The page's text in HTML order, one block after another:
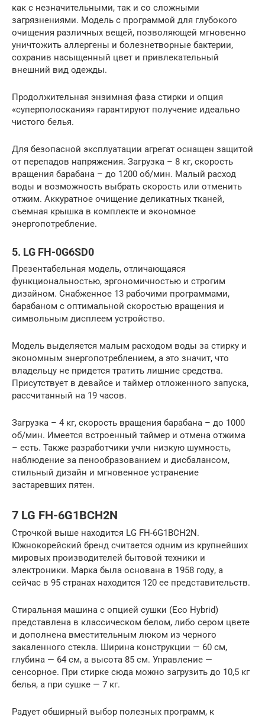
как с незначительными, так и со сложными
загрязнениями. Модель с программой для глубокого
очищения различных вещей, позволяющей мгновенно
уничтожить аллергены и болезнетворные бактерии,
сохранив насыщенный цвет и привлекательный
внешний вид одежды.
Продолжительная энзимная фаза стирки и опция
«суперполоскания» гарантируют получение идеально
чистого белья.
Для безопасной эксплуатации агрегат оснащен защитой
от перепадов напряжения. Загрузка – 8 кг, скорость
вращения барабана – до 1200 об/мин. Малый расход
воды и возможность выбрать скорость или отменить
отжим. Аккуратное очищение деликатных тканей,
съемная крышка в комплекте и экономное
энергопотребление.
5. LG FH-0G6SD0
Презентабельная модель, отличающаяся
функциональностью, эргономичностью и строгим
дизайном. Снабженное 13 рабочими программами,
барабаном с оптимальной скоростью вращения и
символьным дисплеем устройство.
Модель выделяется малым расходом воды за стирку и
экономным энергопотреблением, а это значит, что
владельцу не придется тратить лишние средства.
Присутствует в девайсе и таймер отложенного запуска,
рассчитанный на 19 часов.
Загрузка – 4 кг, скорость вращения барабана – до 1000
об/мин. Имеется встроенный таймер и отмена отжима
– есть. Также разработчики учли низкую шумность,
наблюдение за пенообразованием и дисбалансом,
стильный дизайн и мгновенное устранение
застаревших пятен.
7 LG FH-6G1BCH2N
Строчкой выше находится LG FH-6G1BCH2N.
Южнокорейский бренд считается одним из крупнейших
мировых производителей бытовой техники и
электроники. Марка была основана в 1958 году, а
сейчас в 95 странах находится 120 ее представительств.
Стиральная машина с опцией сушки (Eco Hybrid)
представлена в классическом белом, либо сером цвете
и дополнена вместительным люком из черного
закаленного стекла. Ширина конструкции — 60 см,
глубина — 64 см, а высота 85 см. Управление —
сенсорное. При стирке сюда можно загрузить до 10,5 кг
белья, а при сушке — 7 кг.
Радует обширный выбор полезных программ, к